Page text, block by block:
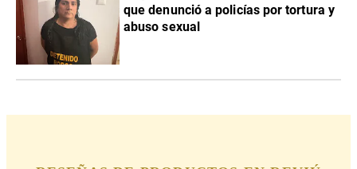
que denunció a policías por tortura y
abuso sexual